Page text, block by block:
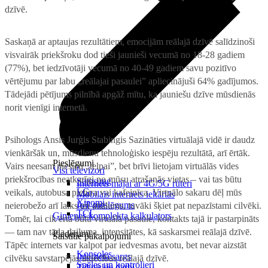
Pieslēgumi
Internets mājai ar 4G/5G rūteri
Mobilais internets iekārtās
IoT pieslēgums
Ģimenes komplekta kalkulators
Saistītie pakalpojumi
Interneta sargs
Visi televizori
Samsung
LG
Xiaomi
TCL
Piederumi
Konsoles
Spēles un kontrolieri
dzīvē.
Saskaņā ar aptaujas rezultātiem, emocijām reālajā dzīvē salīdzinoši
visvairāk priekšroku dod tieši jaunieši vecumā no 18-28 gadiem
(77%), bet iedzīvotāji vecumā no 40-49 gadiem savu pozitīvo
vērtējumu par labu „reālajai pasaulei” apliecinājuši 64% gadījumos.
Tādejādi pētījums pilnībā apgāž mītu, ka jauniešu dzīve mūsdienās
norit vienīgi internetā.
Psihologs Ansis Jurģis Stabingis Sazināties virtuālajā vidē ir daudz
vienkāršāk un, mūsdienu tehnoloģisko iespēju rezultātā, arī ērtāk.
Vairs neesam piesieti „telpai”, bet brīvi lietojam virtuālās vides
priekšrocības neatkarīgi no mūsu atrašanās vietas – vai tas būtu
veikals, autobusa pietura vai kafejnīca. Virtuālo sakaru dēļ mūs
neierobežo arī laiks un attālums, tuvāki šķiet pat nepazīstami cilvēki.
Tomēr, lai cik ērta būtu virtuālā pasaule, kontakts tajā ir pastarpināts
— tam nav tāda dziļuma, intensitātes, kā saskarsmei reālajā dzīvē.
Tāpēc internets var kalpot par iedvesmas avotu, bet nevar aizstāt
cilvēku savstarpējās attiecības reālajā dzīvē.